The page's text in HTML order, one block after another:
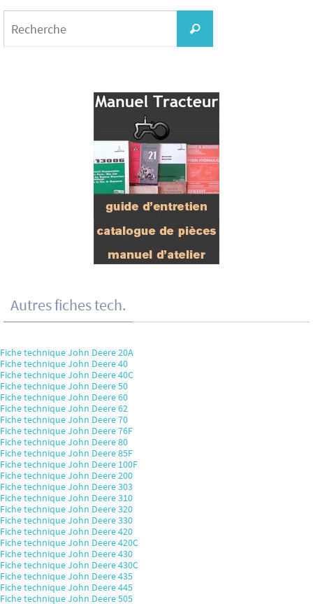
Recherche
Autres fiches tech.
Fiche technique John Deere 20A
Fiche technique John Deere 40
Fiche technique John Deere 40C
Fiche technique John Deere 50
Fiche technique John Deere 60
Fiche technique John Deere 62
Fiche technique John Deere 70
Fiche technique John Deere 76F
Fiche technique John Deere 80
Fiche technique John Deere 85F
Fiche technique John Deere 100F
Fiche technique John Deere 200
Fiche technique John Deere 303
Fiche technique John Deere 310
Fiche technique John Deere 320
Fiche technique John Deere 330
Fiche technique John Deere 420
Fiche technique John Deere 420C
Fiche technique John Deere 430
Fiche technique John Deere 430C
Fiche technique John Deere 435
Fiche technique John Deere 445
Fiche technique John Deere 505